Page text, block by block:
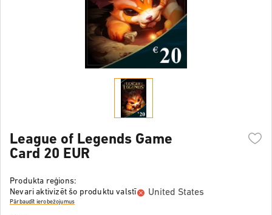
League of Legends Game
Card 20 EUR
Produkta reģions:
Nevari aktivizēt šo produktu valstī
United States
Pārbaudīt ierobežojumus